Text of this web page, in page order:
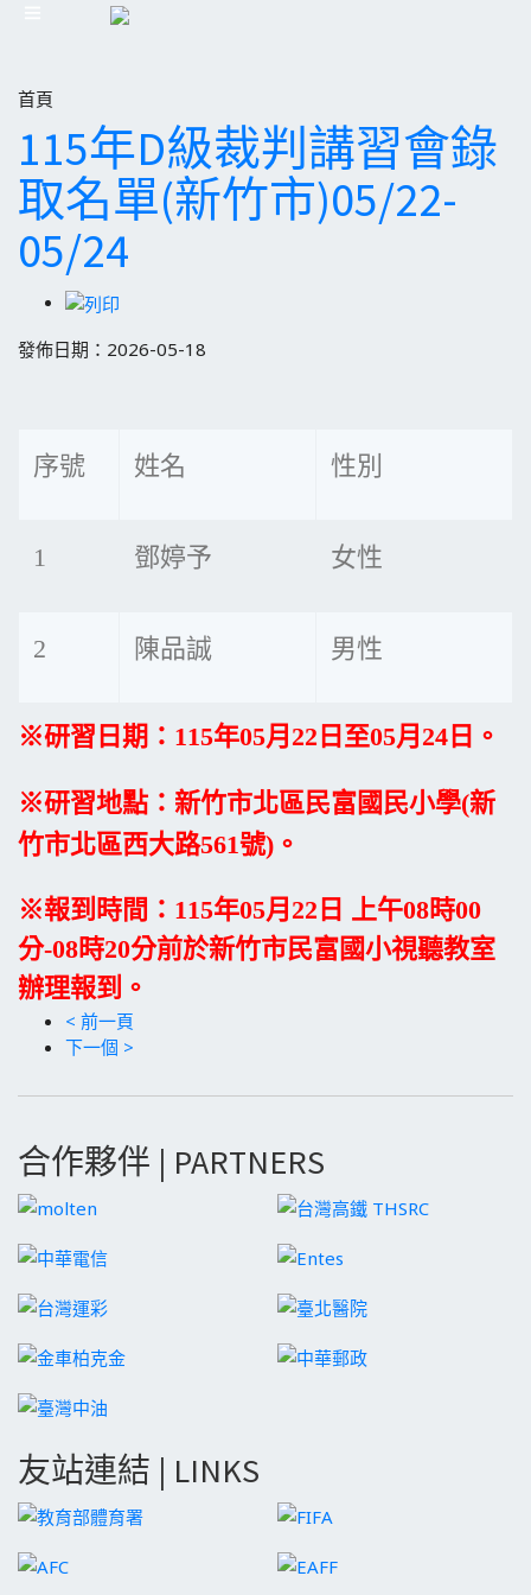
首頁
115年D級裁判講習會錄
取名單(新竹市)05/22-
05/24
發佈日期：2026-05-18
序號 姓名 性別
1 鄧婷予 女性
2 陳品誠 男性
※研習日期：115年05月22日至05月24日。
※研習地點：新竹市北區民富國民小學(新
竹市北區西大路561號)。
※報到時間：115年05月22日 上午08時00
分-08時20分前於新竹市民富國小視聽教室
辦理報到。
< 前一頁
下一個 >
合作夥伴 | PARTNERS
友站連結 | LINKS